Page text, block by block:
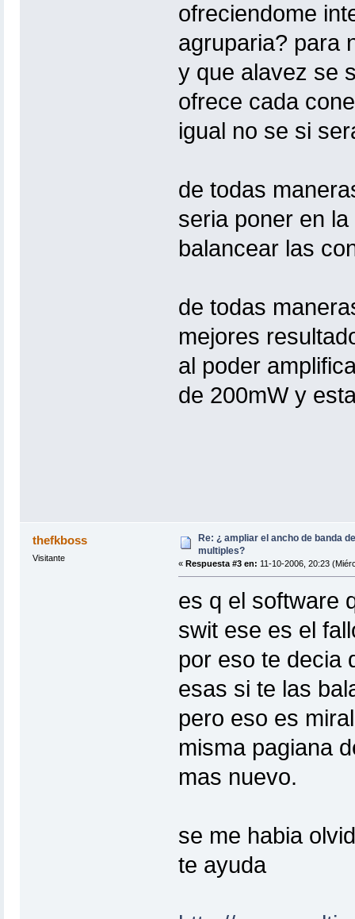
ofreciendome
agruparia? para
y que alavez se
ofrece cada
igual no se si
de todas
seria poner en
balancear las
de todas
mejores
al poder
de 200mW y
thefkboss
Visitante
Re: ¿ ampliar el ancho de banda
multiples?
« Respuesta #3 en: 11-10-2006, 20:23
es q el software
swit ese es el
por eso te decia
esas si te las
pero eso es
misma pagiana
mas nuevo.
se me habia
te ayuda